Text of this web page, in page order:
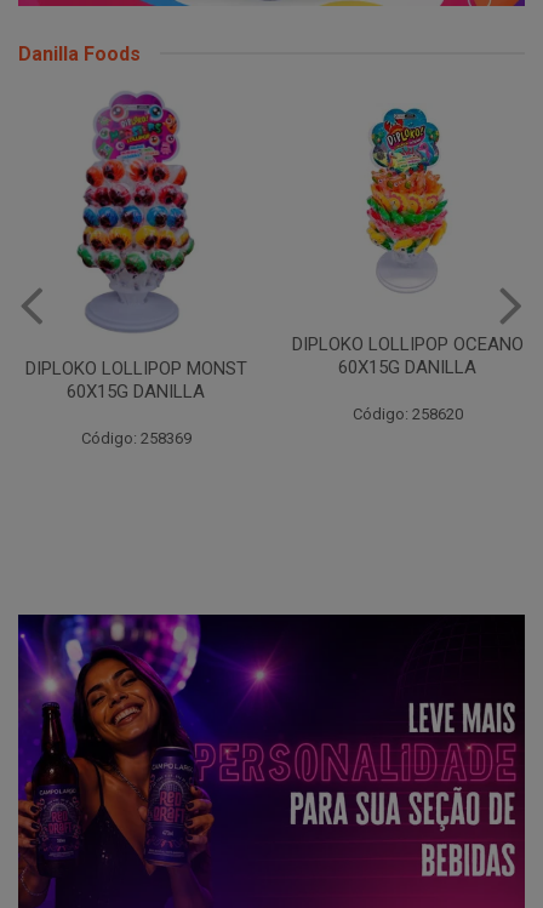
Danilla Foods
DIPLOKO LOLLIPOP MONST
60X15G DANILLA
Código: 258369
DIPLOKO LOLLIPOP OCEANO
60X15G DANILLA
Código: 258620